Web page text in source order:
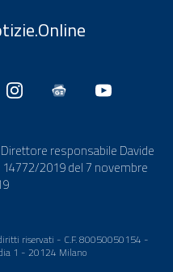
responsabile Davide
14772/2019 del 7 novembre
riservati - C.F. 80050050154 -
1 - 20124 Milano